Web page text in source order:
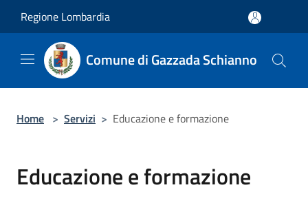
Regione Lombardia
Comune di Gazzada Schianno
Home > Servizi > Educazione e formazione
Educazione e formazione